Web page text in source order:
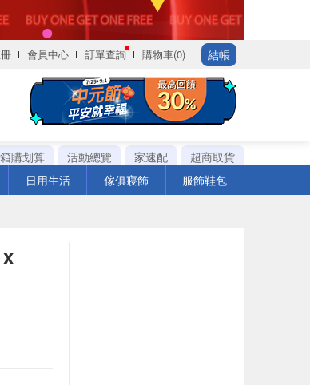
會員中心 訂單查詢 購物車(0) 結帳
購划算 活動總覽 家速配
超商取貨
日用生活 傢俱寢飾 服飾鞋包